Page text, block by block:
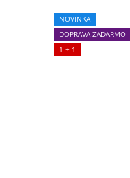
NOVINKA
DOPRAVA ZADARMO
1 + 1